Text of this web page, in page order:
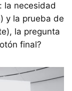
la necesidad
y la prueba de
la pregunta
final?